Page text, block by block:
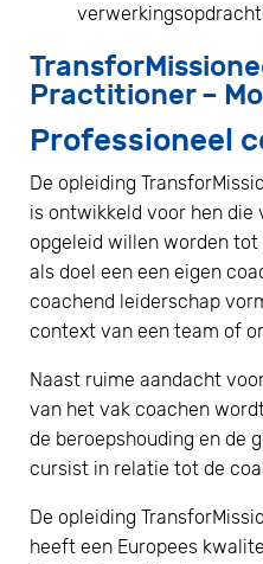
Practitioner –
Professioneel
De opleiding
is ontwikkeld voor hen
opgeleid willen worden
als doel een een eigen
coachend leiderschap
context van een team of
Naast ruime aandacht
van het vak coachen
de beroepshouding en de
cursist in relatie tot de
De opleiding
heeft een Europees